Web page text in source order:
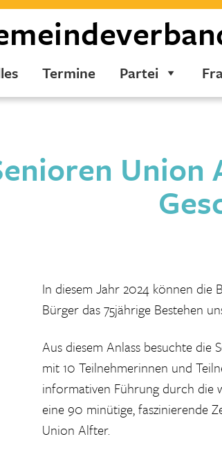
Termine Partei
Union
In diesem Jahr 2024 können die
Bürger das 75jährige Bestehen
Aus diesem Anlass besuchte
mit 10 Teilnehmerinnen und
informativen Führung durch die
eine 90 minütige, faszinierende
Union Alfter.